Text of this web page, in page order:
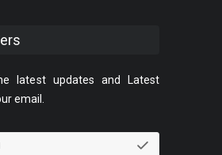
latest updates and Latest
email.